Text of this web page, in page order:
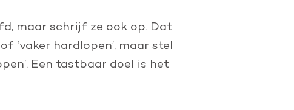
maar schrijf ze ook op. Dat
‘vaker hardlopen’, maar stel
Een tastbaar doel is het